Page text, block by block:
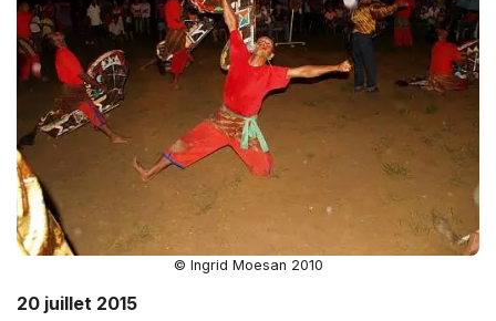
© Ingrid Moesan 2010
20 juillet 2015